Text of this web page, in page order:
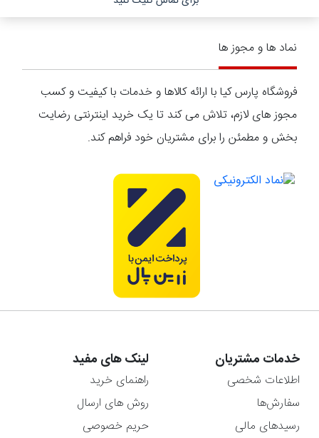
نماد ها و مجوز ها
فروشگاه پارس کیا با ارائه کالاها و خدمات با کیفیت و کسب
مجوز های لازم، تلاش می کند تا یک خرید اینترنتی رضایت
بخش و مطمئن را برای مشتریان خود فراهم کند.
خدمات مشتریان
اطلاعات شخصی
سفارش‌ها
رسیدهای مالی
لینک های مفید
راهنمای خرید
روش های ارسال
حریم خصوصی